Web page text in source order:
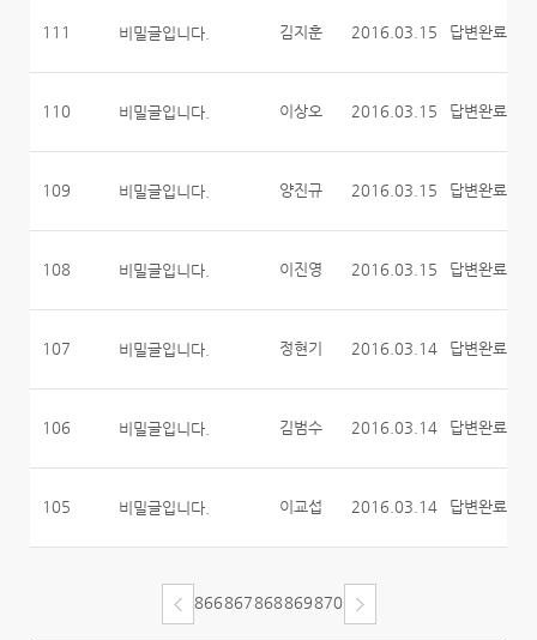
111 비밀글입니다. 김지훈 2016.03.15 답변완료
110 비밀글입니다. 이상오 2016.03.15 답변완료
109 비밀글입니다. 양진규 2016.03.15 답변완료
108 비밀글입니다. 이진영 2016.03.15 답변완료
107 비밀글입니다. 정현기 2016.03.14 답변완료
106 비밀글입니다. 김범수 2016.03.14 답변완료
105 비밀글입니다. 이교섭 2016.03.14 답변완료
866867868869870